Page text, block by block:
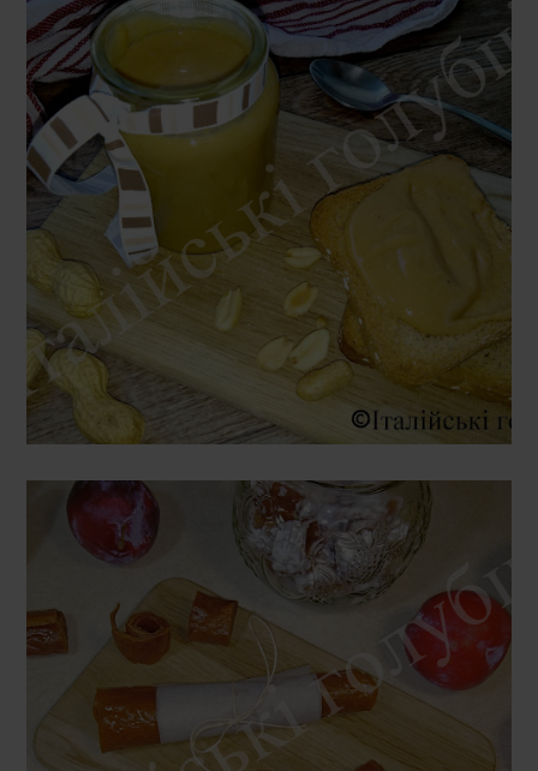
ВІВТОРОК, 20 ЖОВТНЯ 2020 Р.
АРАХІСОВЕ МАСЛО (PEANUT
BUTTER)
ВІВТОРОК, 17 ВЕРЕСНЯ 2019 Р.
ПАСТИЛА